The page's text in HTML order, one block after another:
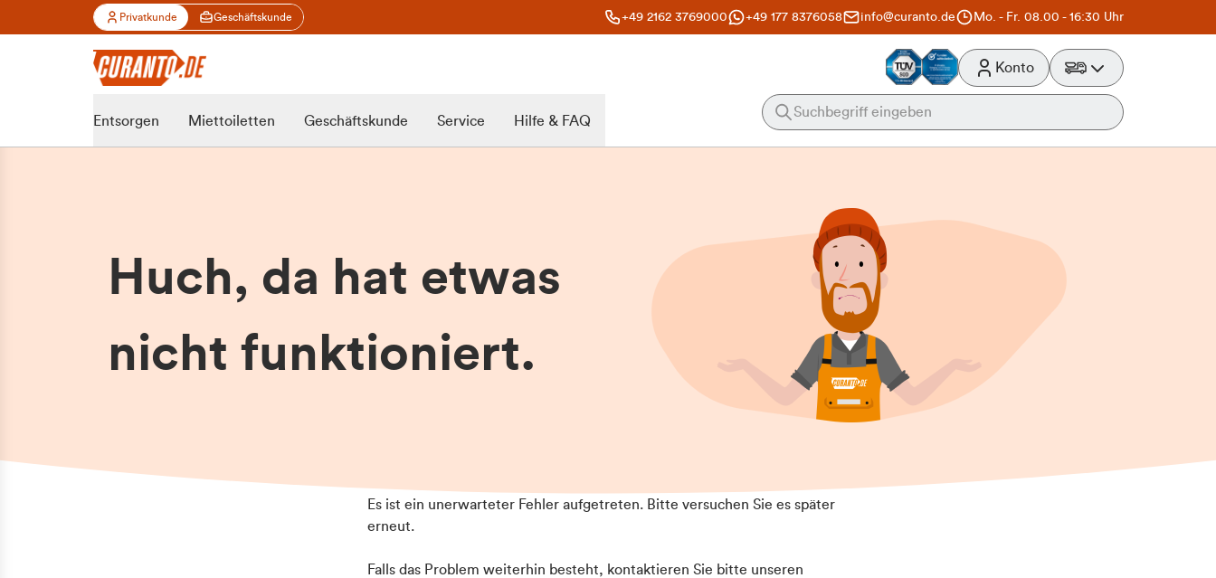
Privatkunde Geschäftskunde +49 2162 3769000 +49 177 8376058 info@curanto.de Mo. - Fr. 08.00 - 16:30 Uhr
Konto
Entsorgen Miettoiletten Geschäftskunde Service Hilfe & FAQ
Huch, da hat etwas
nicht funktioniert.
Es ist ein unerwarteter Fehler aufgetreten. Bitte versuchen Sie es später
erneut.
Falls das Problem weiterhin besteht, kontaktieren Sie bitte unseren